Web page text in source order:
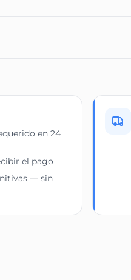
en 24
el pago
— sin